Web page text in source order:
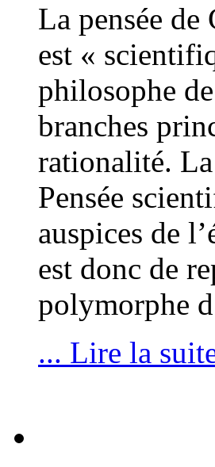
La pensée
est «
philosophe
branches
rationalité.
Pensée
auspices de
est donc de
polymorphe
... Lire la